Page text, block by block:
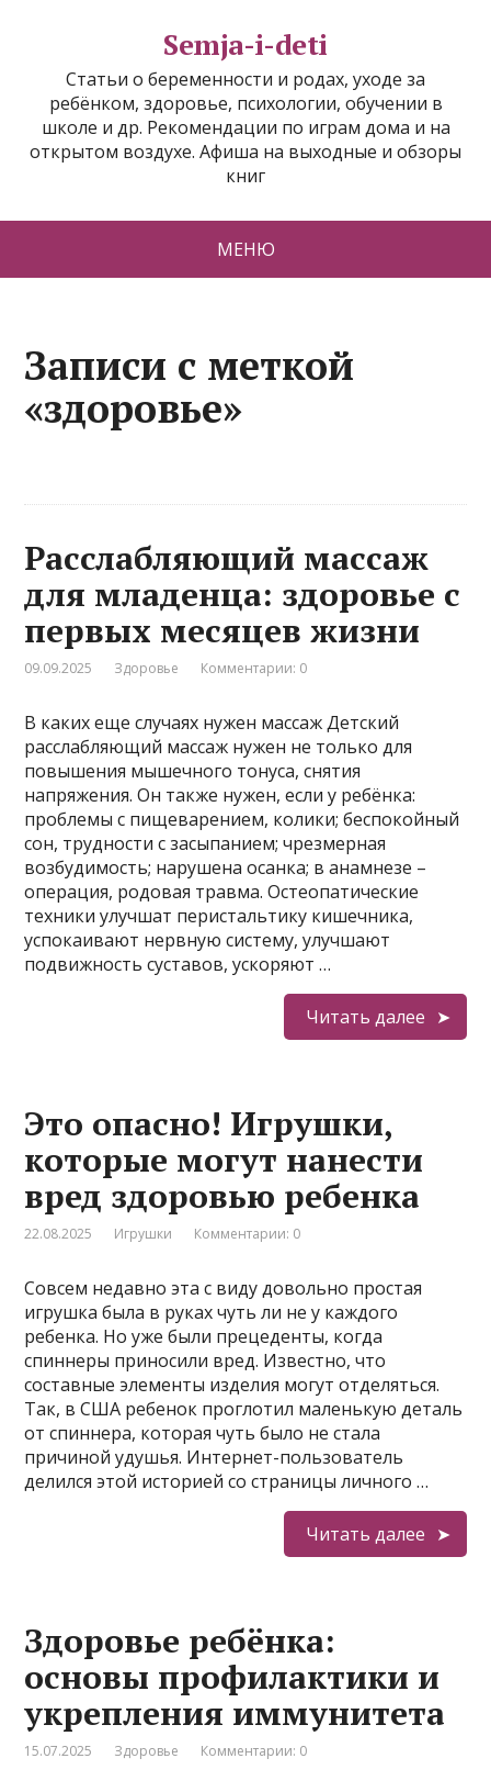
Semja-i-deti
Статьи о беременности и родах, уходе за
ребёнком, здоровье, психологии, обучении в
школе и др. Рекомендации по играм дома и на
открытом воздухе. Афиша на выходные и обзоры
книг
МЕНЮ
Записи с меткой
«здоровье»
Расслабляющий массаж
для младенца: здоровье с
первых месяцев жизни
09.09.2025 Здоровье Комментарии: 0
В каких еще случаях нужен массаж Детский
расслабляющий массаж нужен не только для
повышения мышечного тонуса, снятия
напряжения. Он также нужен, если у ребёнка:
проблемы с пищеварением, колики; беспокойный
сон, трудности с засыпанием; чрезмерная
возбудимость; нарушена осанка; в анамнезе –
операция, родовая травма. Остеопатические
техники улучшат перистальтику кишечника,
успокаивают нервную систему, улучшают
подвижность суставов, ускоряют …
Читать далее
Это опасно! Игрушки,
которые могут нанести
вред здоровью ребенка
22.08.2025 Игрушки Комментарии: 0
Совсем недавно эта с виду довольно простая
игрушка была в руках чуть ли не у каждого
ребенка. Но уже были прецеденты, когда
спиннеры приносили вред. Известно, что
составные элементы изделия могут отделяться.
Так, в США ребенок проглотил маленькую деталь
от спиннера, которая чуть было не стала
причиной удушья. Интернет-пользователь
делился этой историей со страницы личного …
Читать далее
Здоровье ребёнка:
основы профилактики и
укрепления иммунитета
15.07.2025 Здоровье Комментарии: 0